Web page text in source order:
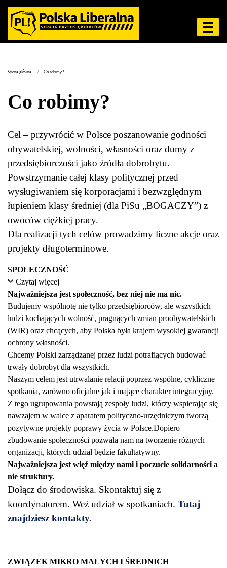
Strona główna Co robimy?
Co robimy?
Cel – przywrócić w Polsce poszanowanie godności
obywatelskiej, wolności, własności oraz dumy z
przedsiębiorczości jako źródła dobrobytu.
Powstrzymanie całej klasy politycznej przed
wysługiwaniem się korporacjami i bezwzględnym
łupieniem klasy średniej (dla PiSu „BOGACZY”) z
owoców ciężkiej pracy.
Dla realizacji tych celów prowadzimy liczne akcje oraz
projekty długoterminowe.
SPOŁECZNOŚĆ
Czytaj więcej
Najważniejsza jest społeczność, bez niej nie ma nic.
Budujemy wspólnotę nie tylko przedsiębiorców, ale wszystkich
ludzi kochających wolność, pragnących zmian proobywatelskich
(WIR) oraz chcących, aby Polska była krajem wysokiej gwarancji
ochrony własności.
Chcemy Polski zarządzanej przez ludzi potrafiących budować
trwały dobrobyt dla wszystkich.
Naszym celem jest utrwalanie relacji poprzez wspólne, cykliczne
spotkania, zarówno oficjalne jak i mające charakter integracyjny.
Z tego ugrupowania powstają zespoły ludzi, którzy wspierając się
nawzajem w walce z aparatem polityczno-urzędniczym tworzą
pozytywne projekty poprawy życia w Polsce.Dopiero
zbudowanie społeczności pozwala nam na tworzenie różnych
organizacji, których udział będzie fakultatywny.
Najważniejsza jest więź między nami i poczucie solidarności a
nie struktury.
Dołącz do środowiska. Skontaktuj się z
koordynatorem. Weź udział w spotkaniach. Tutaj
znajdziesz kontakty.
ZWIĄZEK MIKRO MAŁYCH I ŚREDNICH